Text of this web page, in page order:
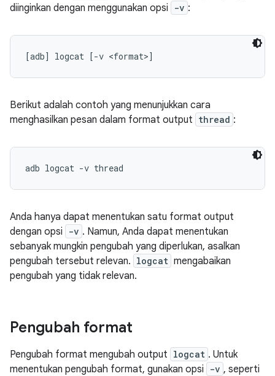
diinginkan dengan menggunakan opsi
-v :
Berikut adalah contoh yang menunjukkan cara
menghasilkan pesan dalam format output thread :
Anda hanya dapat menentukan satu format output
dengan opsi
-v . Namun, Anda dapat menentukan
sebanyak mungkin pengubah yang diperlukan, asalkan
pengubah tersebut relevan. logcat mengabaikan
pengubah yang tidak relevan.
Pengubah format
Pengubah format mengubah output logcat . Untuk
menentukan pengubah format, gunakan opsi
-v , seperti